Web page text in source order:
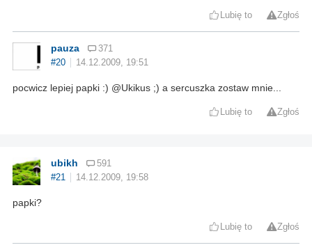
Lubię to Zgłoś
pauza
371
#20
14.12.2009, 19:51
pocwicz lepiej papki :) @Ukikus ;) a sercuszka zostaw mnie...
Lubię to Zgłoś
ubikh
591
#21
14.12.2009, 19:58
papki?
Lubię to Zgłoś